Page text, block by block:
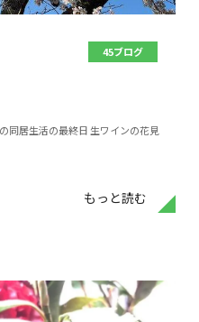
45ブログ
同居生活の最終日 生ワインの花見
もっと読む